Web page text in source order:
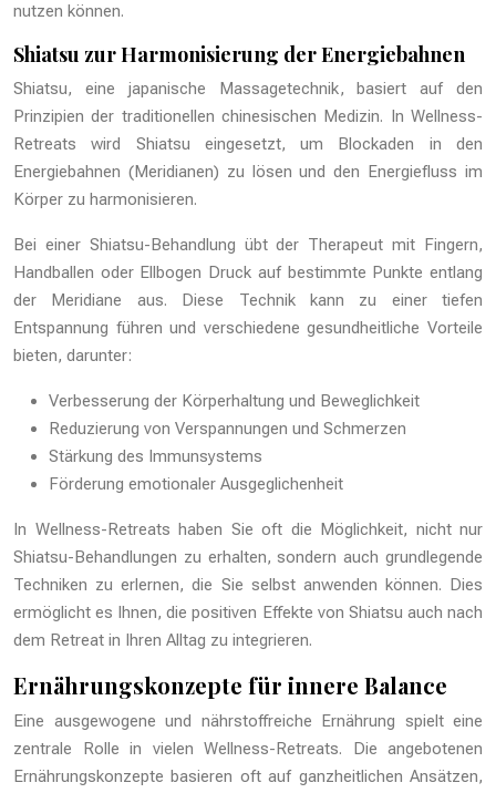
nutzen können.
Shiatsu zur Harmonisierung der Energiebahnen
Shiatsu, eine japanische Massagetechnik, basiert auf den
Prinzipien der traditionellen chinesischen Medizin. In Wellness-
Retreats wird Shiatsu eingesetzt, um Blockaden in den
Energiebahnen (Meridianen) zu lösen und den Energiefluss im
Körper zu harmonisieren.
Bei einer Shiatsu-Behandlung übt der Therapeut mit Fingern,
Handballen oder Ellbogen Druck auf bestimmte Punkte entlang
der Meridiane aus. Diese Technik kann zu einer tiefen
Entspannung führen und verschiedene gesundheitliche Vorteile
bieten, darunter:
Verbesserung der Körperhaltung und Beweglichkeit
Reduzierung von Verspannungen und Schmerzen
Stärkung des Immunsystems
Förderung emotionaler Ausgeglichenheit
In Wellness-Retreats haben Sie oft die Möglichkeit, nicht nur
Shiatsu-Behandlungen zu erhalten, sondern auch grundlegende
Techniken zu erlernen, die Sie selbst anwenden können. Dies
ermöglicht es Ihnen, die positiven Effekte von Shiatsu auch nach
dem Retreat in Ihren Alltag zu integrieren.
Ernährungskonzepte für innere Balance
Eine ausgewogene und nährstoffreiche Ernährung spielt eine
zentrale Rolle in vielen Wellness-Retreats. Die angebotenen
Ernährungskonzepte basieren oft auf ganzheitlichen Ansätzen,